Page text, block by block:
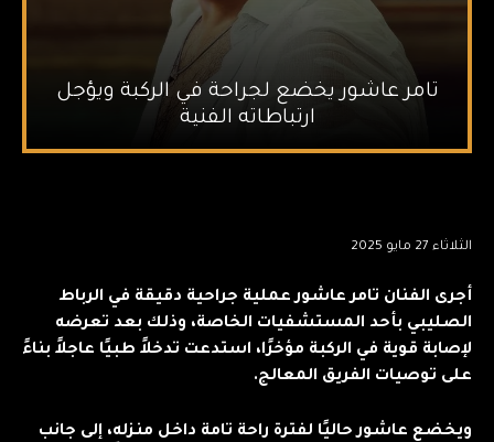
تامر عاشور يخضع لجراحة في الركبة ويؤجل
ارتباطاته الفنية
الثلاثاء 27 مايو 2025
أجرى الفنان تامر عاشور عملية جراحية دقيقة في الرباط
الصليبي بأحد المستشفيات الخاصة، وذلك بعد تعرضه
لإصابة قوية في الركبة مؤخرًا، استدعت تدخلاً طبيًا عاجلاً بناءً
على توصيات الفريق المعالج.
ويخضع عاشور حاليًا لفترة راحة تامة داخل منزله، إلى جانب